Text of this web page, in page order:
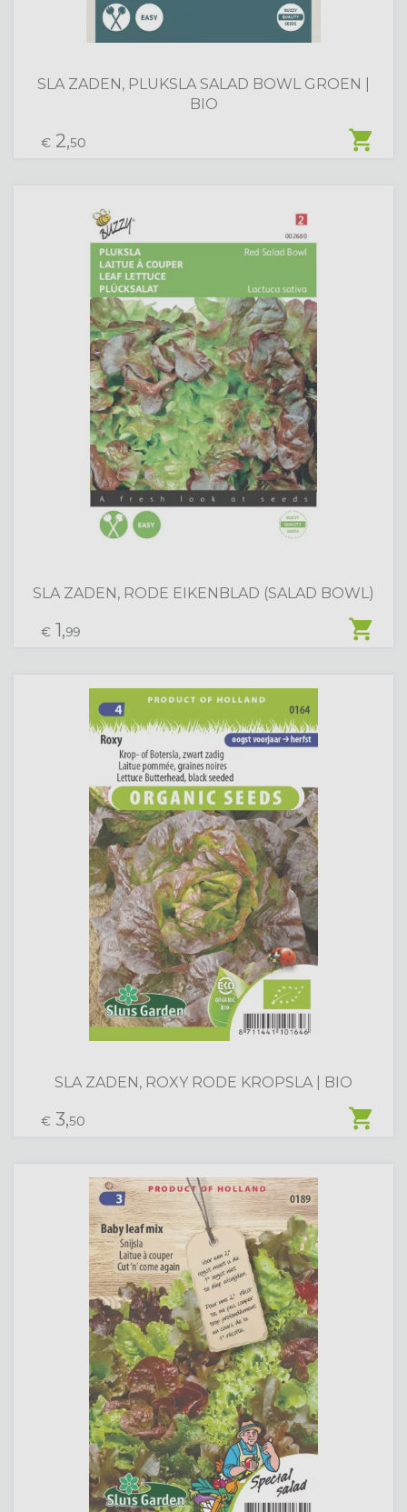
shopping_cart
SLA ZADEN, PLUKSLA SALAD BOWL GROEN |
BIO
€ 2,50
shopping_cart
SLA ZADEN, RODE EIKENBLAD (SALAD BOWL)
€ 1,99
shopping_cart
SLA ZADEN, ROXY RODE KROPSLA | BIO
€ 3,50